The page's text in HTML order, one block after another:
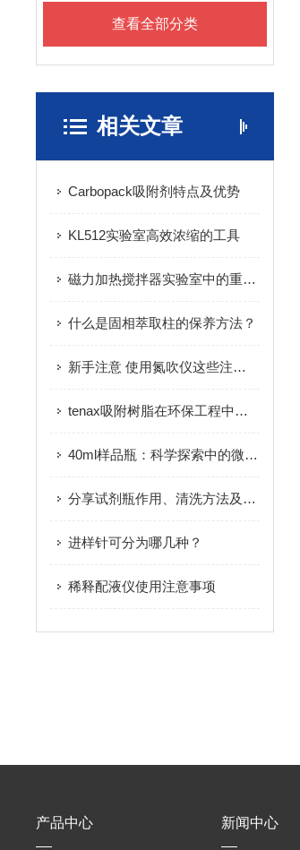
查看全部分类
相关文章
Carbopack吸附剂特点及优势
KL512实验室高效浓缩的工具
磁力加热搅拌器实验室中的重要利器
什么是固相萃取柱的保养方法？
新手注意 使用氮吹仪这些注意事项须知道
tenax吸附树脂在环保工程中的应用及前景
40ml样品瓶：科学探索中的微观世界容器
分享试剂瓶作用、清洗方法及适用范围
进样针可分为哪几种？
稀释配液仪使用注意事项
产品中心 新闻中心